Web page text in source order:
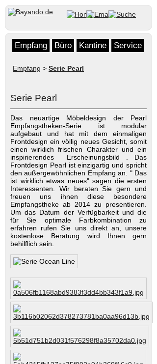
Empfang Büro Kantine Service
Empfang > Serie Pearl
Serie Pearl
Das neuartige Möbeldesign der Pearl
Empfangstheken-Serie ist modular
aufgebaut und hat mit dem einmaligen
Frontdesign ein völlig neues Gesicht, somit
einen wirklich frischen Charakter und ein
inspirierendes Erscheinungsbild . Das
Frontdesign Pearl ist einzigartig und spricht
den außergewöhnlichen Empfang an. " Das
ist wirklich etwas neues" sagen die ersten
Interessenten. Wir beraten Sie gern und
freuen uns ihnen diese besondere
Empfangstheke ab 2014 zu presentieren.
Um das Datum der Verfügbarkeit und die
für Sie optimale Farbkombination zu
erfahren rufen Sie uns direkt an, unsere
kostenlose Beratung wird Ihnen gern
behilflich sein.